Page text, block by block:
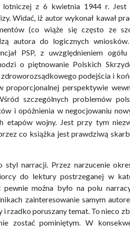
z 6 kwietnia 1944 r. Jest
Widać, iż autor wykonał kawał
(co wiąże się często ze
autora do logicznych
PSP, z uwzględnieniem
o piętnowanie Polskich
zdroworozsądkowego podejścia i
proporcjonalnej perspektywie
szczególnych problemów
i opóźnienia w negocjowaniu
etapów wojny. Jest przy tym
co książka jest prawdziwą
styl narracji. Przez narzucenie
do lektury postrzeganej w
pewnie można było na polu
zainteresowanie samym
i rzadko poruszany temat. To nieco
zostać pominiętym. W